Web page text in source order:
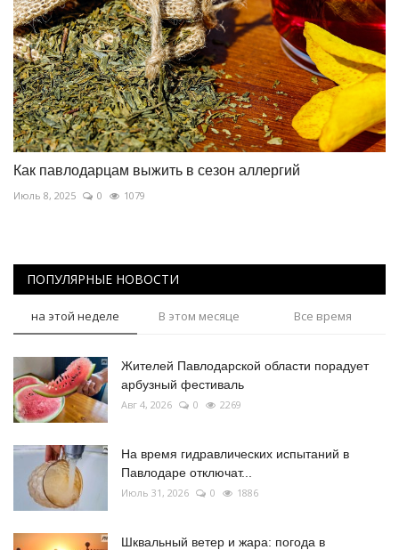
Как павлодарцам выжить в сезон аллергий
Июль 8, 2025 0 1079
ПОПУЛЯРНЫЕ НОВОСТИ
на этой неделе В этом месяце Все время
Жителей Павлодарской области порадует
арбузный фестиваль
Авг 4, 2026 0 2269
На время гидравлических испытаний в
Павлодаре отключат...
Июль 31, 2026 0 1886
Шквальный ветер и жара: погода в